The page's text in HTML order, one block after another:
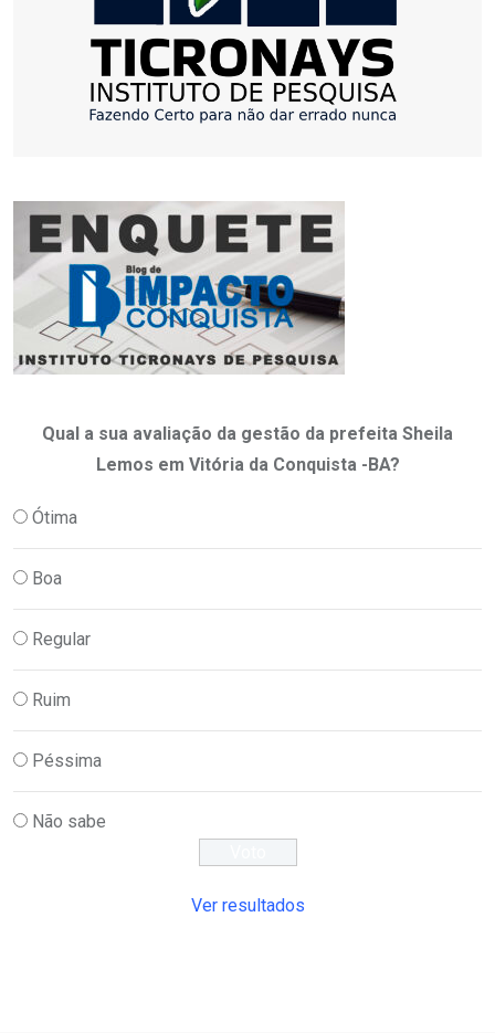
Qual a sua avaliação da gestão da prefeita Sheila
Lemos em Vitória da Conquista -BA?
Ótima
Boa
Regular
Ruim
Péssima
Não sabe
Ver resultados